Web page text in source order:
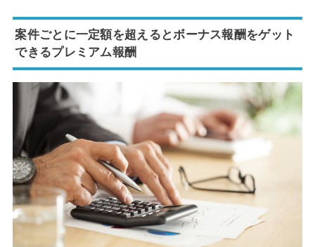
案件ごとに一定額を超えるとボーナス報酬をゲット
できるプレミアム報酬